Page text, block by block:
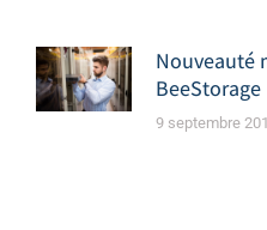
Nouveauté
BeeStorage
9 septembre